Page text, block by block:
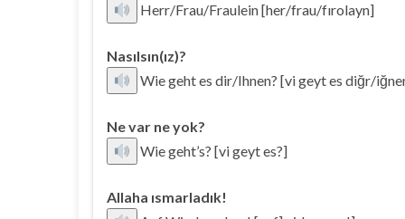
Herr/Frau/Fraulein [her/frau/fırolayn]
Nasılsın(ız)?
Wie geht es dir/Ihnen? [vi geyt es diğr/
Ne var ne yok?
Wie geht’s? [vi geyt es?]
Allaha ısmarladık!